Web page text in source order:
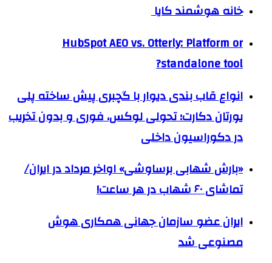
خانه هوشمند کایا
HubSpot AEO vs. Otterly: Platform or
standalone tool?
انواع قاب بندی دیوار با گچبری پیش ساخته پلی
یورتان دکارت؛ تحولی لوکس، فوری و بدون تخریب
در دکوراسیون داخلی
«بارش شهابی برساوشی» اواخر مرداد در ایران/
تماشای ۶۰ شهاب در هر ساعت!
ایران عضو سازمان جهانی همکاری هوش
مصنوعی شد